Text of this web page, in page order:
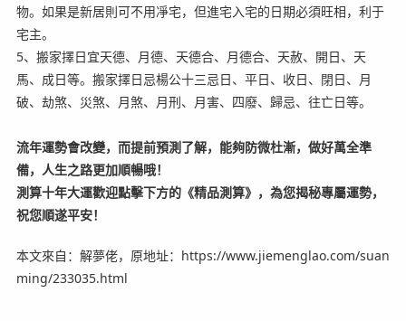
物。如果是新居則可不用凈宅，但進宅入宅的日期必須旺相，利于
宅主。
5、搬家擇日宜天德、月德、天德合、月德合、天赦、開日、天
馬、成日等。搬家擇日忌楊公十三忌日、平日、收日、閉日、月
破、劫煞、災煞、月煞、月刑、月害、四廢、歸忌、往亡日等。
流年運勢會改變，而提前預測了解，能夠防微杜漸，做好萬全準
備，人生之路更加順暢哦！
測算十年大運歡迎點擊下方的《精品測算》， 為您揭秘專屬運勢，
祝您順遂平安！
本文來自：解夢佬，原地址：https://www.jiemenglao.com/suan
ming/233035.html